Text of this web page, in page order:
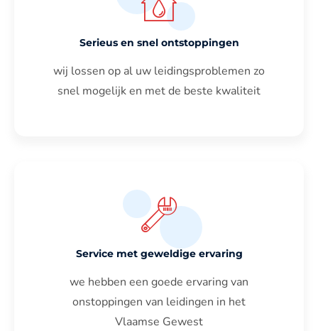
Serieus en snel ontstoppingen
wij lossen op al uw leidingsproblemen zo
snel mogelijk en met de beste kwaliteit
Service met geweldige ervaring
we hebben een goede ervaring van
onstoppingen van leidingen in het
Vlaamse Gewest